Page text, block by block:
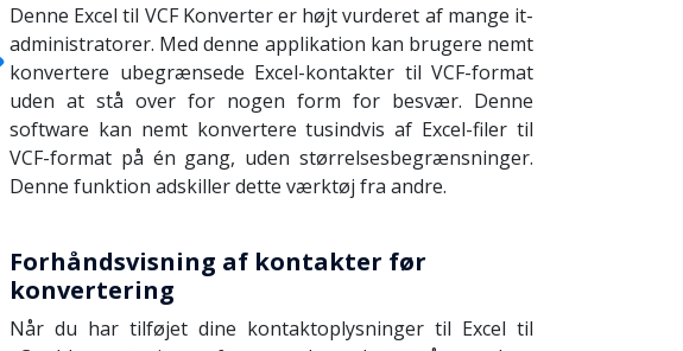
Denne Excel til VCF Konverter er højt vurderet af mange it-
administratorer. Med denne applikation kan brugere nemt
konvertere ubegrænsede Excel-kontakter til VCF-format
uden at stå over for nogen form for besvær. Denne
software kan nemt konvertere tusindvis af Excel-filer til
VCF-format på én gang, uden størrelsesbegrænsninger.
Denne funktion adskiller dette værktøj fra andre.
Forhåndsvisning af kontakter før
konvertering
Når du har tilføjet dine kontaktoplysninger til Excel til